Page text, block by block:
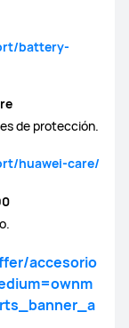
battery-
de protección.
huawei-care/
accesorio